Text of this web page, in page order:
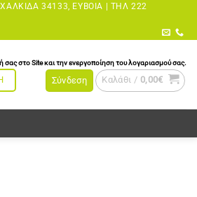
34133, ΕΎΒΟΙΑ | ΤΗΛ 222
σας στο Site και την ενεργοποίηση του λογαριασμού σας.
Σύνδεση Καλάθι / 0,00€